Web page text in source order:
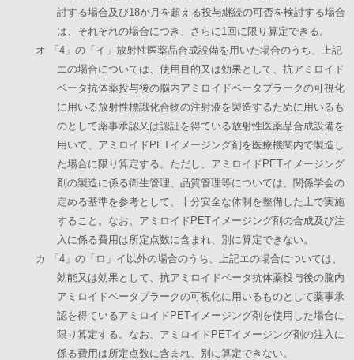
討する場合及び18か月を超える投与継続の可否を検討する場合
は、それぞれの場合につき、さらに1回に限り算定できる。
オ 「4」の「イ」放射性医薬品合成設備を用いた場合のうち、上記
エの場合については、使用目的又は効果として、抗アミロイド
ベータ抗体薬投与後の脳内アミロイドベータプラークの可視化
に用いる放射性標識化合物の注射液を製造するために用いるも
のとして薬事承認又は認証を得ている放射性医薬品合成設備を
用いて、アミロイドPETイメージング剤を医療機関内で製造し
た場合に限り算定する。ただし、アミロイドPETイメージング
剤の製造に係る衛生管理、品質管理等については、関係学会の
定める基準を参考として、十分安全な体制を整備した上で実施
すること。なお、アミロイドPETイメージング剤の合成及び注
入に係る費用は所定点数に含まれ、別に算定できない。
カ 「4」の「ロ」イ以外の場合のうち、上記エの場合については、
効能又は効果として、抗アミロイドベータ抗体薬投与後の脳内
アミロイドベータプラークの可視化に用いるものとして薬事承
認を得ているアミロイドPETイメージング剤を使用した場合に
限り算定する。なお、アミロイドPETイメージング剤の注入に
係る費用は所定点数に含まれ、別に算定できない。